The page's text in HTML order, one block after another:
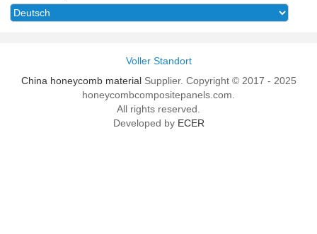
Voller Standort
China honeycomb materialSupplier. Copyright © 2017 - 2025
honeycombcompositepanels.com.
All rights reserved.
Developed by ECER